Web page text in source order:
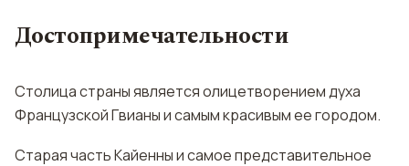
Достопримечательности
Столица страны является олицетворением духа
Французской Гвианы и самым красивым ее городом.
Старая часть Кайенны и самое представительное